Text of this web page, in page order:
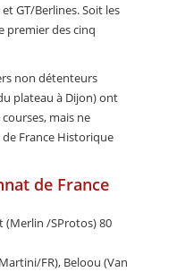
GT/Berlines. Soit les
premier des cinq
non détenteurs
plateau à Dijon) ont
mais ne
France Historique
de France
(Merlin /SProtos) 80
FR), Beloou (Van